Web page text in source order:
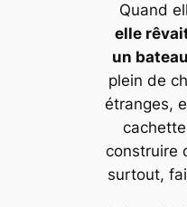
Quand
elle
un bateau
plein de
étranges,
construire
surtout,